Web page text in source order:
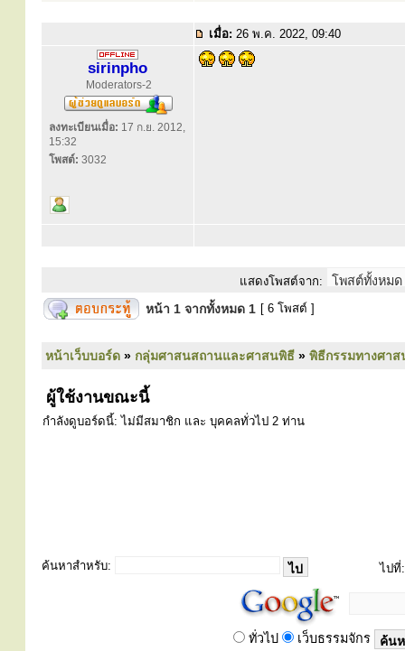
เมื่อ: 26 พ.ค. 2022, 09:40
sirinpho
Moderators-2
ลงทะเบียนเมื่อ: 17 ก.ย. 2012,
15:32
โพสต์: 3032
แสดงโพสต์จาก:
หน้า 1 จากทั้งหมด 1 [ 6 โพสต์ ]
หน้าเว็บบอร์ด » กลุ่มศาสนสถานและศาสนพิธี » พิธีกรรมทางศา
ผู้ใช้งานขณะนี้
กำลังดูบอร์ดนี้: ไม่มีสมาชิก และ บุคคลทั่วไป 2 ท่าน
ค้นหาสำหรับ: ไปที่:
ทั่วไป เว็บธรรมจักร